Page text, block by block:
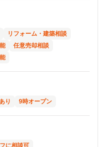
リフォーム・建築相談
任意売却相談
り 9時オープン
に相談可